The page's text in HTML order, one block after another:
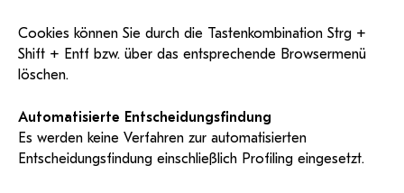
Cookies können Sie durch die Tastenkombination Strg +
Shift + Entf bzw. über das entsprechende Browsermenü
löschen.
Automatisierte Entscheidungsfindung
Es werden keine Verfahren zur automatisierten
Entscheidungsfindung einschließlich Profiling eingesetzt.